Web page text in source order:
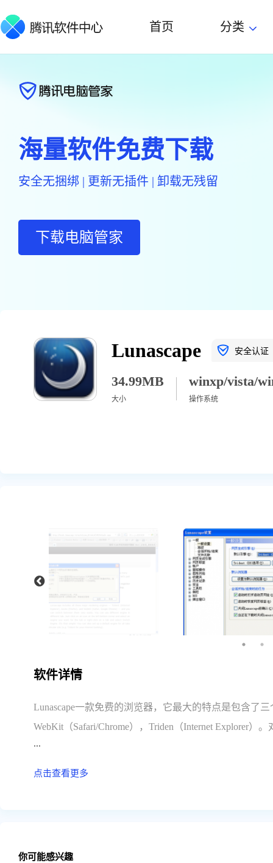
首页 分类
海量软件免费下载
安全无捆绑 | 更新无插件 | 卸载无残留
下载电脑管家
Lunascape 安全认证
34.99MB
大小 操作系统
软件详情
Lunascape一款免费的浏览器，它最大的特点是包含了
WebKit（Safari/Chrome），Triden（Internet Explorer）
右键菜单中自由切换，体验三种目前主流使用的内核浏
...
点击查看更多
你可能感兴趣